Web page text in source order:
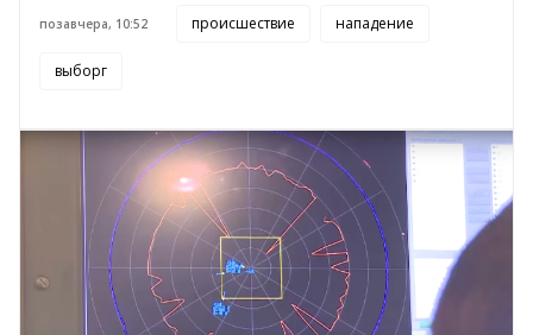
позавчера, 10:52 происшествие нападение
выборг